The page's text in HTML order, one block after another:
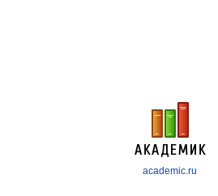
academic.ru